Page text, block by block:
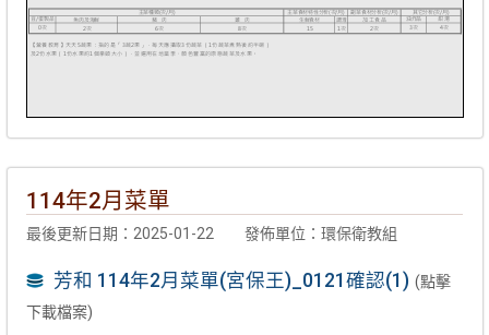
114年2月菜單
最後更新日期：2025-01-22 發佈單位：環保衛教組
芳和 114年2月菜單(宮保王)_0121確認(1) (點擊
下載檔案)